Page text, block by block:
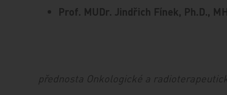
Prof. MUDr. Jindřich Fínek, Ph.D.,
přednosta Onkologické a